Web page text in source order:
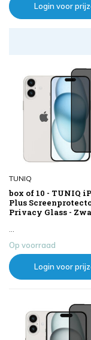
Login voor
TUNIQ
box of 10 - TUNIQ
Plus
Privacy Glass -
...
Op voorraad
Login voor